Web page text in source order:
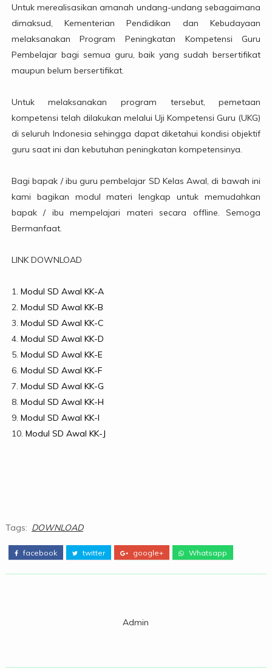
Untuk merealisasikan amanah undang-undang sebagaimana
dimaksud, Kementerian Pendidikan dan Kebudayaan
melaksanakan Program Peningkatan Kompetensi Guru
Pembelajar bagi semua guru, baik yang sudah bersertifikat
maupun belum bersertifikat.
Untuk melaksanakan program tersebut, pemetaan
kompetensi telah dilakukan melalui Uji Kompetensi Guru (UKG)
di seluruh Indonesia sehingga dapat diketahui kondisi objektif
guru saat ini dan kebutuhan peningkatan kompetensinya.
Bagi bapak / ibu guru pembelajar SD Kelas Awal, di bawah ini
kami bagikan modul materi lengkap untuk memudahkan
bapak / ibu mempelajari materi secara offline. Semoga
Bermanfaat.
LINK DOWNLOAD
1. Modul SD Awal KK-A
2. Modul SD Awal KK-B
3. Modul SD Awal KK-C
4. Modul SD Awal KK-D
5. Modul SD Awal KK-E
6. Modul SD Awal KK-F
7. Modul SD Awal KK-G
8. Modul SD Awal KK-H
9. Modul SD Awal KK-I
10. Modul SD Awal KK-J
Tags: DOWNLOAD
facebook twitter google+ Whatsapp
Admin